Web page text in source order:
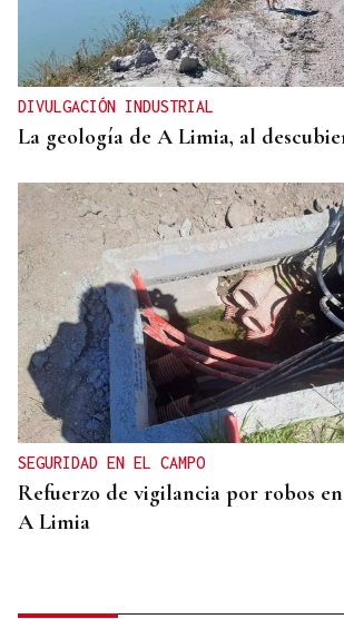
DIVULGACIÓN INDUSTRIAL
La geología de A Limia, al
SEGURIDAD EN EL CAMPO
Refuerzo de vigilancia por robos
A Limia